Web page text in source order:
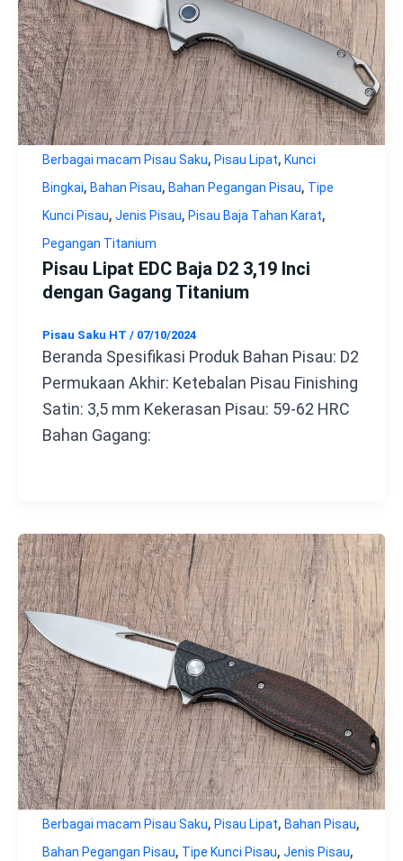
Berbagai macam Pisau Saku, Pisau Lipat, Kunci
Bingkai, Bahan Pisau, Bahan Pegangan Pisau, Tipe
Kunci Pisau, Jenis Pisau, Pisau Baja Tahan Karat,
Pegangan Titanium
Pisau Lipat EDC Baja D2 3,19 Inci
dengan Gagang Titanium
Pisau Saku HT / 07/10/2024
Beranda Spesifikasi Produk Bahan Pisau: D2
Permukaan Akhir: Ketebalan Pisau Finishing
Satin: 3,5 mm Kekerasan Pisau: 59-62 HRC
Bahan Gagang:
Berbagai macam Pisau Saku, Pisau Lipat, Bahan Pisau,
Bahan Pegangan Pisau, Tipe Kunci Pisau, Jenis Pisau,